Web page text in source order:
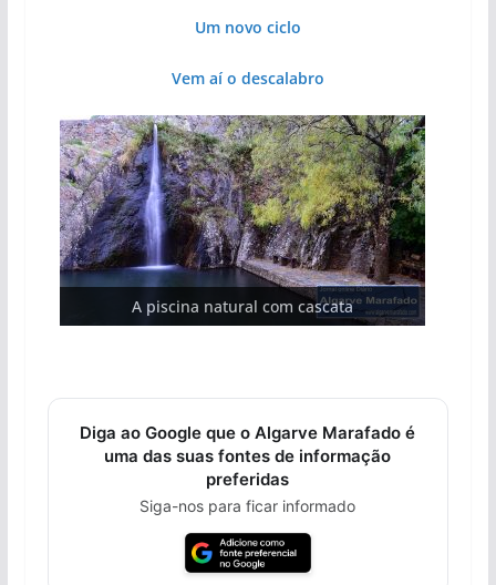
Um novo ciclo
Vem aí o descalabro
A piscina natural com cascata
As portas do rio Tejo (com vídeo)
A aldeia mais portuguesa de Portugal (com
vídeo)
Diga ao Google que o Algarve Marafado é
uma das suas fontes de informação
preferidas
Siga-nos para ficar informado